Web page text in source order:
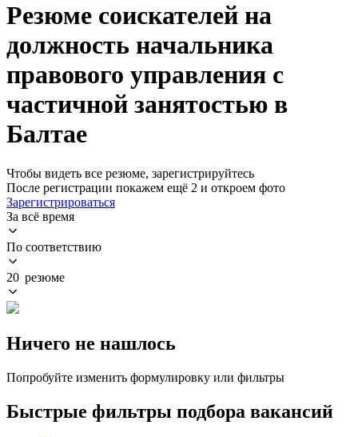
Резюме соискателей на
должность начальника
правового управления с
частичной занятостью в
Балтае
Чтобы видеть все резюме, зарегистрируйтесь
После регистрации покажем ещё 2 и откроем фото
Зарегистрироваться
За всё время
По соответствию
20 резюме
Ничего не нашлось
Попробуйте изменить формулировку или фильтры
Быстрые фильтры подбора вакансий